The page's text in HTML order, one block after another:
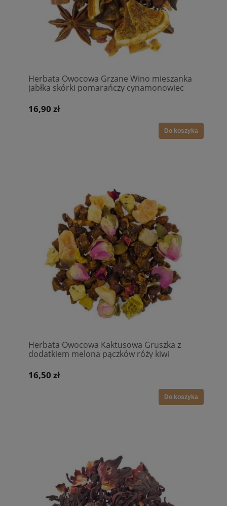
Herbata Owocowa Grzane Wino mieszanka
jabłka skórki pomarańczy cynamonowiec
16,90 zł
Do koszyka
Herbata Owocowa Kaktusowa Gruszka z
dodatkiem melona pączków róży kiwi
16,50 zł
Do koszyka